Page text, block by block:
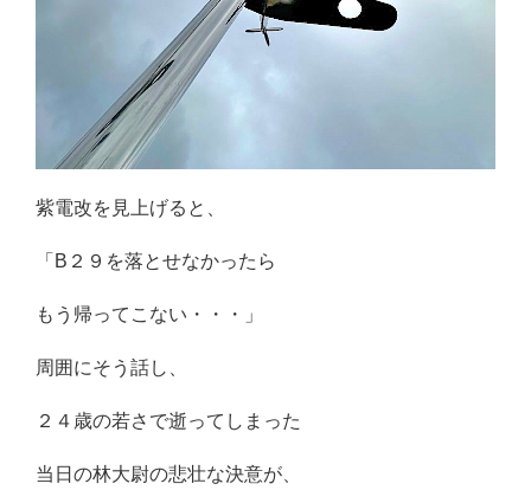
紫電改を見上げると、
「B２９を落とせなかったら
もう帰ってこない・・・」
周囲にそう話し、
２４歳の若さで逝ってしまった
当日の林大尉の悲壮な決意が、